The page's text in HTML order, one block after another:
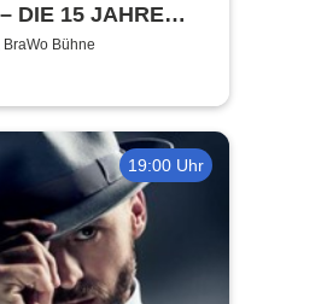
DIE 15 JAHRE
TOUR
Bühne
19:00 Uhr